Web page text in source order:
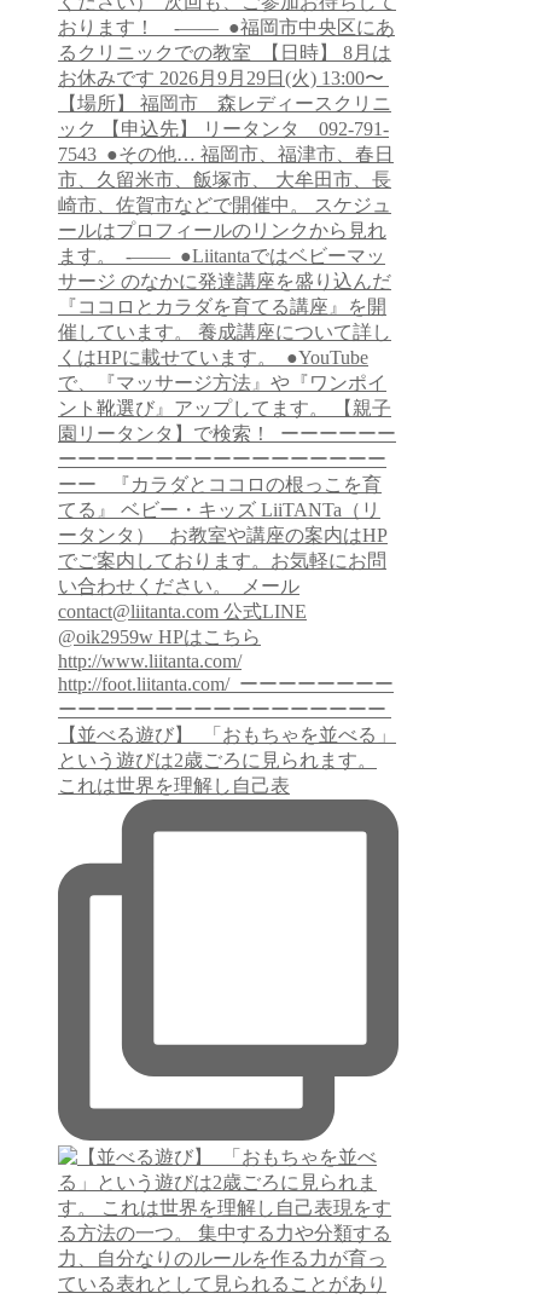
【並べる遊び】 ⁡ 「おもちゃを並べる」
という遊びは2歳ごろに見られます。
これは世界を理解し自己表